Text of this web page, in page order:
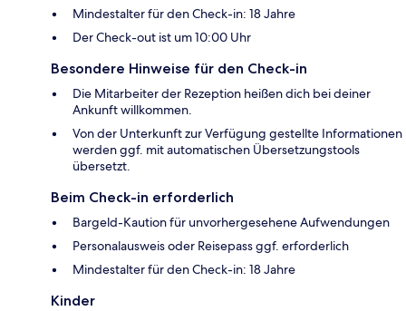
Mindestalter für den Check-in: 18 Jahre
Der Check-out ist um 10:00 Uhr
Besondere Hinweise für den Check-in
Die Mitarbeiter der Rezeption heißen dich bei deiner
Ankunft willkommen.
Von der Unterkunft zur Verfügung gestellte Informationen
werden ggf. mit automatischen Übersetzungstools
übersetzt.
Beim Check-in erforderlich
Bargeld-Kaution für unvorhergesehene Aufwendungen
Personalausweis oder Reisepass ggf. erforderlich
Mindestalter für den Check-in: 18 Jahre
Kinder